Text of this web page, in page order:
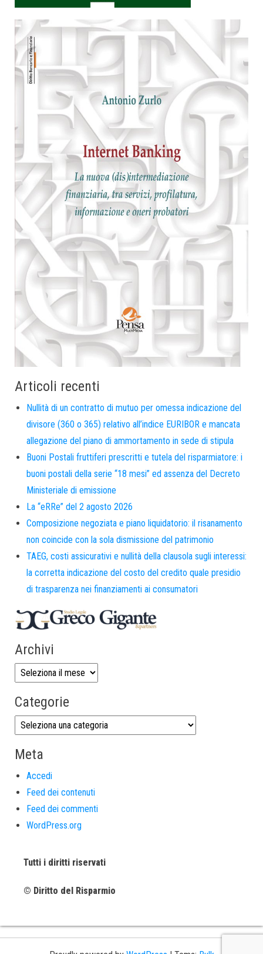
Articoli recenti
Nullità di un contratto di mutuo per omessa indicazione del
divisore (360 o 365) relativo all’indice EURIBOR e mancata
allegazione del piano di ammortamento in sede di stipula
Buoni Postali fruttiferi prescritti e tutela del risparmiatore: i
buoni postali della serie “18 mesi” ed assenza del Decreto
Ministeriale di emissione
La “eRRe” del 2 agosto 2026
Composizione negoziata e piano liquidatorio: il risanamento
non coincide con la sola dismissione del patrimonio
TAEG, costi assicurativi e nullità della clausola sugli interessi:
la corretta indicazione del costo del credito quale presidio
di trasparenza nei finanziamenti ai consumatori
Archivi
Categorie
Meta
Accedi
Feed dei contenuti
Feed dei commenti
WordPress.org
Tutti i diritti riservati
© Diritto del Risparmio